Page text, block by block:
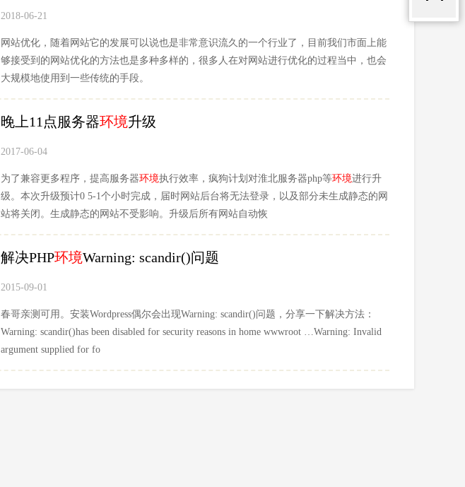
2018-06-21
网站优化，随着网站它的发展可以说也是非常意识流久的一个行业了，目前我们市面上能
够接受到的网站优化的方法也是多种多样的，很多人在对网站进行优化的过程当中，也会
大规模地使用到一些传统的手段。
晚上11点服务器环境升级
2017-06-04
为了兼容更多程序，提高服务器环境执行效率，疯狗计划对淮北服务器php等环境进行升
级。本次升级预计0 5-1个小时完成，届时网站后台将无法登录，以及部分未生成静态的网
站将关闭。生成静态的网站不受影响。升级后所有网站自动恢
解决PHP环境Warning: scandir()问题
2015-09-01
春哥亲测可用。安装Wordpress偶尔会出现Warning: scandir()问题，分享一下解决方法：
Warning: scandir()has been disabled for security reasons in home wwwroot …Warning: Invalid
argument supplied for fo